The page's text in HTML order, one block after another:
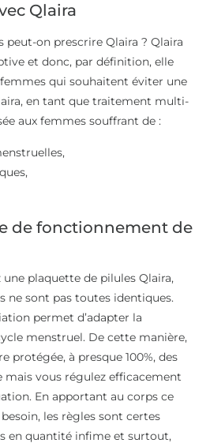
Qlaira
peut-on prescrire Qlaira ? Qlaira
et donc, par définition, elle
qui souhaitent éviter une
en tant que traitement multi-
aux femmes souffrant de :
de fonctionnement de
plaquette de pilules Qlaira,
ne sont pas toutes identiques.
permet d’adapter la
menstruel. De cette manière,
protégée, à presque 100%, des
mais vous régulez efficacement
En apportant au corps ce
les règles sont certes
en quantité infime et surtout,